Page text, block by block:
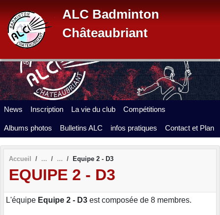
ALC Badminton
Châteaubriant
News Inscription La vie du club Compétitions
Albums photos Bulletins ALC infos pratiques Contact et Plan
Accueil Equipe 2 - D3
EQUIPE 2 - D3
L'équipe Equipe 2 - D3 est composée de 8 membres.